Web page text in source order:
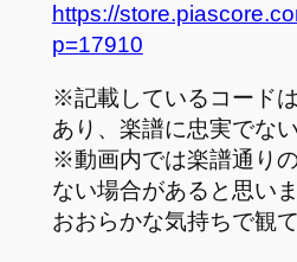
https://
p=17910
※記載しているコード
あり、楽譜に忠実でな
※動画内では楽譜通り
ない場合があると思い
おおらかな気持ちで観